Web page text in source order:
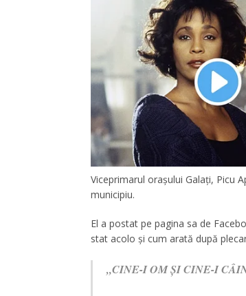
Viceprimarul oraşului Galaţi, Picu
municipiu.
El a postat pe pagina sa de
stat acolo și cum arată după
„CINE-I OM ȘI CINE-I